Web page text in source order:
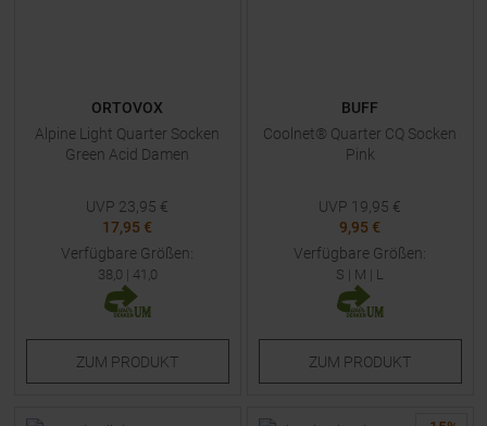
ORTOVOX
Alpine Light Quarter Socken
Green Acid Damen
UVP 23,95 €
17,95 €
Verfügbare Größen:
38,0 | 41,0
ZUM PRODUKT
BUFF
Coolnet® Quarter CQ Socken
Pink
UVP 19,95 €
9,95 €
Verfügbare Größen:
S | M | L
ZUM PRODUKT